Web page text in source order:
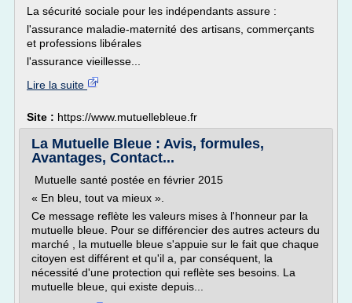
La sécurité sociale pour les indépendants assure :
l'assurance maladie-maternité des artisans, commerçants
et professions libérales
l'assurance vieillesse...
Lire la suite
Site : https://www.mutuellebleue.fr
La Mutuelle Bleue : Avis, formules,
Avantages, Contact...
Mutuelle santé postée en février 2015
« En bleu, tout va mieux ».
Ce message reflète les valeurs mises à l'honneur par la
mutuelle bleue. Pour se différencier des autres acteurs du
marché , la mutuelle bleue s'appuie sur le fait que chaque
citoyen est différent et qu'il a, par conséquent, la
nécessité d'une protection qui reflète ses besoins. La
mutuelle bleue, qui existe depuis...